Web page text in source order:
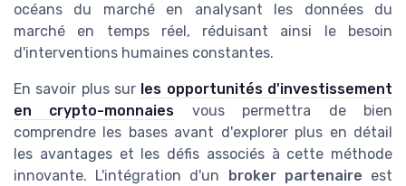
océans du marché en analysant les données du
marché en temps réel, réduisant ainsi le besoin
d'interventions humaines constantes.
En savoir plus sur les opportunités d'investissement
en crypto-monnaies vous permettra de bien
comprendre les bases avant d'explorer plus en détail
les avantages et les défis associés à cette méthode
innovante. L'intégration d'un broker partenaire est